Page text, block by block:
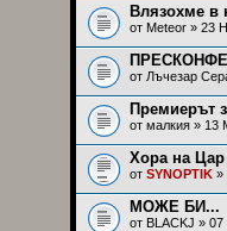
Влязохме в
от Meteor » 23
от Лъчезар
Премиерът
от малкия » 13
Хора на Цар
от SYNOPTIK »
МОЖЕ БИ...
от BLACKJ » 07